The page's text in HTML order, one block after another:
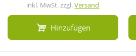
inkl. MwSt. zzgl.Versand
Hinzufügen